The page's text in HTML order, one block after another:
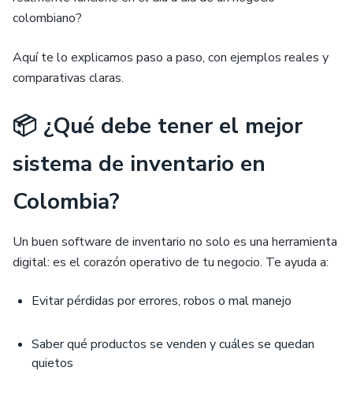
colombiano?
Aquí te lo explicamos paso a paso, con ejemplos reales y
comparativas claras.
📦 ¿Qué debe tener el mejor
sistema de inventario en
Colombia?
Un buen software de inventario no solo es una herramienta
digital: es el corazón operativo de tu negocio. Te ayuda a:
Evitar pérdidas por errores, robos o mal manejo
Saber qué productos se venden y cuáles se quedan
quietos